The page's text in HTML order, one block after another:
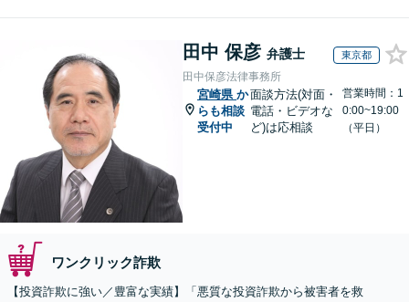
田中 保彦 弁護士 東京都
田中保彦法律事務所
宮崎県 か
らも相談
受付中
面談方法(対面・
電話・ビデオな
ど)は応相談
営業時間：1
0:00~19:00
（平日）
ワンクリック詐欺
【投資詐欺に強い／豊富な実績】「悪質な投資詐欺から被害者を救